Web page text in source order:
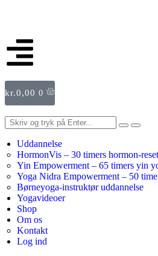
kr.0,00 0
Uddannelse
HormonVis – 30 timers hormon-
Yin Empowerment – 65 timers yin
Yoga Nidra Empowerment – 50
Børneyoga-instruktør uddannelse
Yogavideoer
Shop
Om os
Kontakt
Log ind